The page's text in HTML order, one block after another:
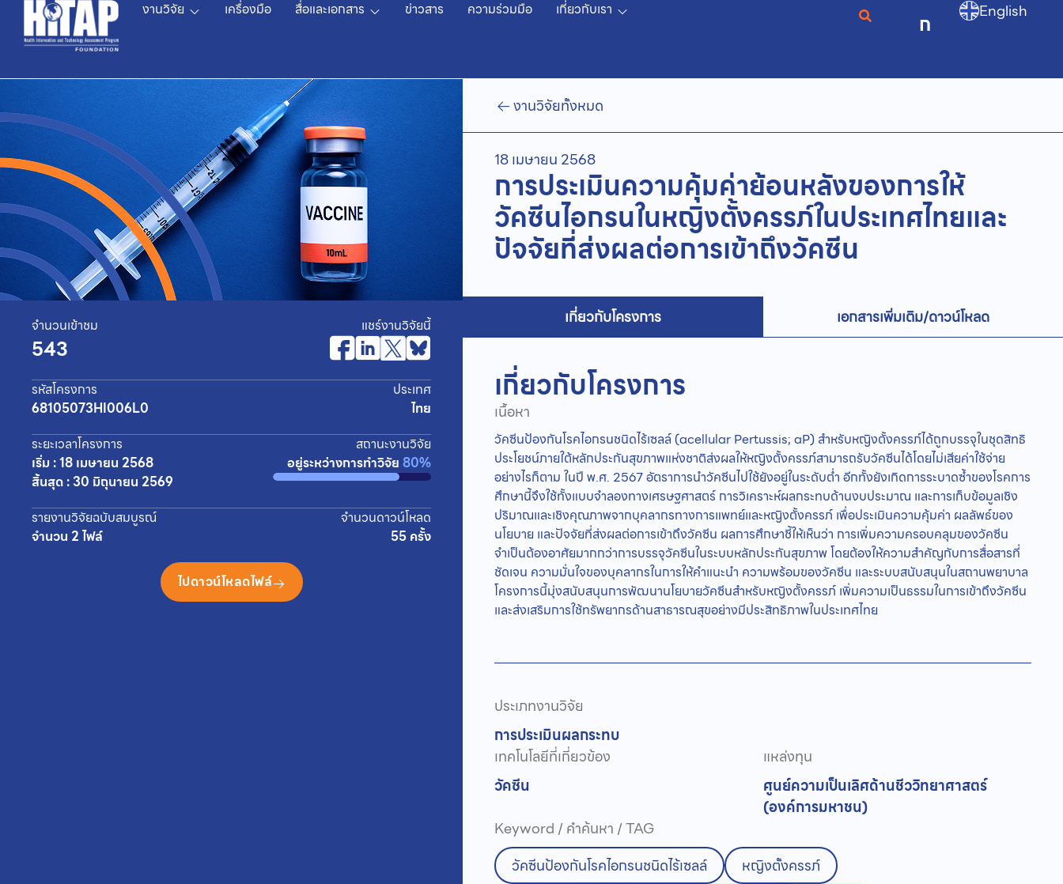
งานวิจัย เครื่องมือ สื่อและเอกสาร ข่าวสาร ความร่วมมือ เกี่ยวกับเรา
ก English
จำนวนเข้าชม
543
แชร์งานวิจัยนี้
รหัสโครงการ
68105073HI006L0
ประเทศ
ไทย
ระยะเวลาโครงการ
เริ่ม : 18 เมษายน 2568
สิ้นสุด : 30 มิถุนายน 2569
สถานะงานวิจัย
อยู่ระหว่างการทำวิจัย 80%
รายงานวิจัยฉบับสมบูรณ์
จำนวน 2 ไฟล์
จำนวนดาวน์โหลด
55 ครั้ง
ไปดาวน์โหลดไฟล์
งานวิจัยทั้งหมด
18 เมษายน 2568
การประเมินความคุ้มค่าย้อนหลังของการให้
วัคซีนไอกรนในหญิงตั้งครรภ์ในประเทศไทยและ
ปัจจัยที่ส่งผลต่อการเข้าถึงวัคซีน
เกี่ยวกับโครงการ เอกสารเพิ่มเติม/ดาวน์โหลด
เกี่ยวกับโครงการ
เนื้อหา
วัคซีนป้องกันโรคไอกรนชนิดไร้เซลล์ (acellular Pertussis; aP) สำหรับหญิงตั้งครรภ์ได้ถูกบรรจุในชุดสิทธิ
ประโยชน์ภายใต้หลักประกันสุขภาพแห่งชาติส่งผลให้หญิงตั้งครรภ์สามารถรับวัคซีนได้โดยไม่เสียค่าใช้จ่าย
อย่างไรก็ตาม ในปี พ.ศ. 2567 อัตราการนำวัคซีนไปใช้ยังอยู่ในระดับต่ำ อีกทั้งยังเกิดการระบาดซ้ำของโรคการ
ศึกษานี้จึงใช้ทั้งแบบจำลองทางเศรษฐศาสตร์ การวิเคราะห์ผลกระทบด้านงบประมาณ และการเก็บข้อมูลเชิง
ปริมาณและเชิงคุณภาพจากบุคลากรทางการแพทย์และหญิงตั้งครรภ์ เพื่อประเมินความคุ้มค่า ผลลัพธ์ของ
นโยบาย และปัจจัยที่ส่งผลต่อการเข้าถึงวัคซีน ผลการศึกษาชี้ให้เห็นว่า การเพิ่มความครอบคลุมของวัคซีน
จำเป็นต้องอาศัยมากกว่าการบรรจุวัคซีนในระบบหลักประกันสุขภาพ โดยต้องให้ความสำคัญกับการสื่อสารที่
ชัดเจน ความมั่นใจของบุคลากรในการให้คำแนะนำ ความพร้อมของวัคซีน และระบบสนับสนุนในสถานพยาบาล
โครงการนี้มุ่งสนับสนุนการพัฒนานโยบายวัคซีนสำหรับหญิงตั้งครรภ์ เพิ่มความเป็นธรรมในการเข้าถึงวัคซีน
และส่งเสริมการใช้ทรัพยากรด้านสาธารณสุขอย่างมีประสิทธิภาพในประเทศไทย
ประเภทงานวิจัย
การประเมินผลกระทบ
เทคโนโลยีที่เกี่ยวข้อง
วัคซีน
แหล่งทุน
ศูนย์ความเป็นเลิศด้านชีววิทยาศาสตร์
(องค์การมหาชน)
Keyword / คำค้นหา / TAG
วัคซีนป้องกันโรคไอกรนชนิดไร้เซลล์
หญิงตั้งครรภ์